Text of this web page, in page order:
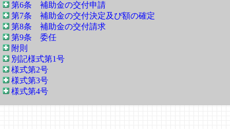
第6条 補助金の交付申請
第7条 補助金の交付決定及び額の確定
第8条 補助金の交付請求
第9条 委任
附則
別記様式第1号
様式第2号
様式第3号
様式第4号